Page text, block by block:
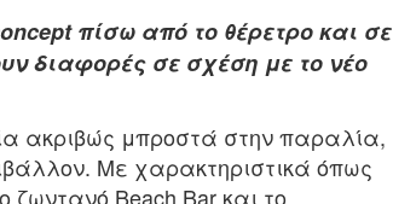
πίσω από το θέρετρο και σε
διαφορές σε σχέση με το νέο
ακριβώς μπροστά στην παραλία,
Με χαρακτηριστικά όπως
ζωντανό Beach Bar και το